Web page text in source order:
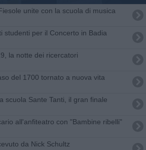
unite con la scuola di musica
studenti per il Concerto in Badia
la notte dei ricercatori
del 1700 tornato a nuova vita
scuola Sante Tanti, il gran finale
all'anfiteatro con "Bambine ribelli"
da Nick Schultz